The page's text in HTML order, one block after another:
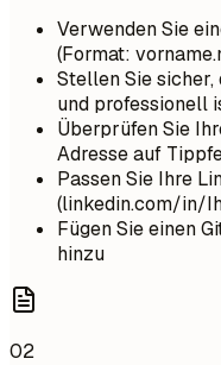
Verwenden Sie
(Format:
Stellen Sie
und professionell
Überprüfen Sie
Adresse auf
Passen Sie Ihre
(linkedin.com/in/
Fügen Sie einen
hinzu
02